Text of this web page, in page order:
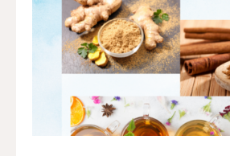
卒業生の声